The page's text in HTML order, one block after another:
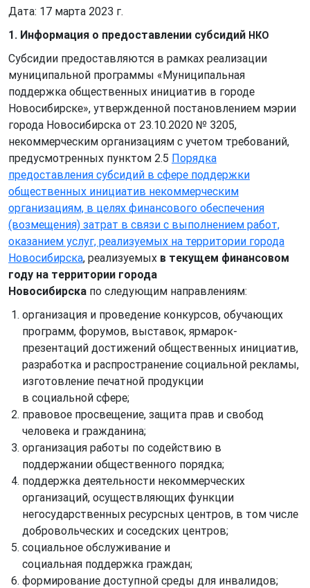
Дата: 17 марта 2023 г.
1. Информация о предоставлении субсидий НКО
Субсидии предоставляются в рамках реализации
муниципальной программы «Муниципальная
поддержка общественных инициатив в городе
Новосибирске», утвержденной постановлением мэрии
города Новосибирска от 23.10.2020 № 3205,
некоммерческим организациям с учетом требований,
предусмотренных пунктом 2.5 Порядка
предоставления субсидий в сфере поддержки
общественных инициатив некоммерческим
организациям, в целях финансового обеспечения
(возмещения) затрат в связи с выполнением работ,
оказанием услуг, реализуемых на территории города
Новосибирска, реализуемых в текущем финансовом
году на территории города
Новосибирска по следующим направлениям:
организация и проведение конкурсов, обучающих
программ, форумов, выставок, ярмарок-
презентаций достижений общественных инициатив,
разработка и распространение социальной рекламы,
изготовление печатной продукции
в социальной сфере;
правовое просвещение, защита прав и свобод
человека и гражданина;
организация работы по содействию в
поддержании общественного порядка;
поддержка деятельности некоммерческих
организаций, осуществляющих функции
негосударственных ресурсных центров, в том числе
добровольческих и соседских центров;
социальное обслуживание и
социальная поддержка граждан;
формирование доступной среды для инвалидов;